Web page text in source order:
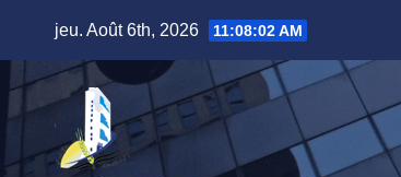
content
jeu. Août 6th, 2026 11:08:03 AM